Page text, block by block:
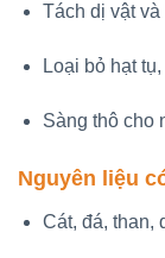
Tách dị vật
Loại bỏ hạt
Sàng thô cho
Nguyên liệu
Cát, đá, than,